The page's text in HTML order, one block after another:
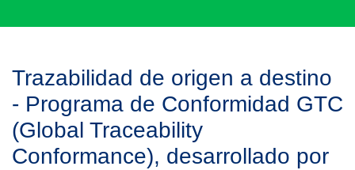
Trazabilidad de origen a destino
- Programa de Conformidad GTC
(Global Traceability
Conformance), desarrollado por